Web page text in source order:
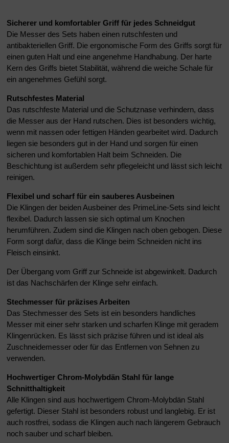
Sicherer und komfortabler Griff für jedes Schneidgut
Die Messer des Sets haben einen rutschfesten und
antibakteriellen Griff. Die ergonomische Form des Griffs sorgt für
einen guten Halt und eine angenehme Handhabung. Der harte
Kern des Griffs bietet Stabilität, während die weiche Schale für
ein angenehmes Gefühl sorgt.
Rutschfestes Material
Das rutschfeste Material und die Schutznase verhindern, dass
die Messer aus der Hand rutschen. Dies ist besonders wichtig,
wenn mit nassen oder fettigen Händen gearbeitet wird. Dadurch
liegen sie besonders gut in der Hand und sorgen für einen
sicheren und komfortablen Halt beim Schneiden. Die
Beschichtung ist außerdem sehr pflegeleicht und lässt sich leicht
reinigen.
Flexibel und scharf für ein sauberes Ausbeinen
Die Klingen der beiden Ausbeiner des PrimeLine-Sets sind leicht
flexibel. Dadurch lassen sie sich optimal um Knochen
herumführen. Zudem sind die Klingen nach oben gebogen. Diese
Form sorgt dafür, dass die Klinge beim Schneiden nicht ins
Fleisch einsinkt.
Der Übergang vom Griff zur Schneide ist abgewinkelt. Dadurch
ist das Nachschärfen der Klinge sehr einfach.
Stechmesser für präzises Arbeiten
Das Stechmesser des Sets ist ein besonders handliches
Messer mit einer sehr starken und scharfen Klinge mit geradem
Klingenrücken. Es lässt sich präzise führen und ist ideal als
Zuschneidemesser oder für das Entfernen von Sehnen zu
verwenden.
Hochwertiger Chrom-Molybdän Stahl für lange
Schnitthaltigkeit
Alle Klingen sind aus hochwertigem Chrom-Molybdän Stahl
gefertigt. Dieser Stahl ist besonders robust und langlebig. Er ist
auch rostfrei, sodass die Klingen auch nach längerem Gebrauch
noch sauber und scharf bleiben.